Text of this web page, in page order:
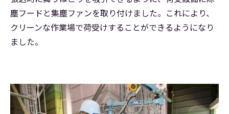
塵フードと集塵ファンを取り付けました。これにより、
クリーンな作業場で荷受けすることができるようになり
ました。